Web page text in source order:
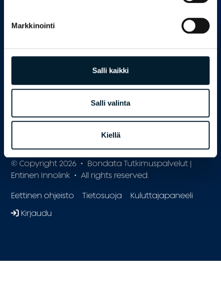
Markkinointi
Salli kaikki
Salli valinta
Kiellä
Palvelut julkiselle sektorille
Tutki ja tiedosta
© Copyright 2026 • Bondata Tutkimuspalvelut |
Entinen Innolink • All rights reserved.
Eettinen ohjeisto Tietosuoja
Kuluttajapaneeli
Kirjaudu